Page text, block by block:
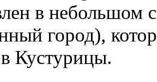
в небольшом
город),
Кустурицы.